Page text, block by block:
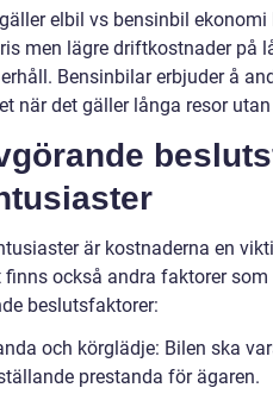
elbil vs bensinbil
men lägre driftkostnader på
Bensinbilar erbjuder å
när det gäller långa resor
är kostnaderna en
finns också andra faktorer
beslutsfaktorer:
och körglädje: Bilen ska
prestanda för ägaren.